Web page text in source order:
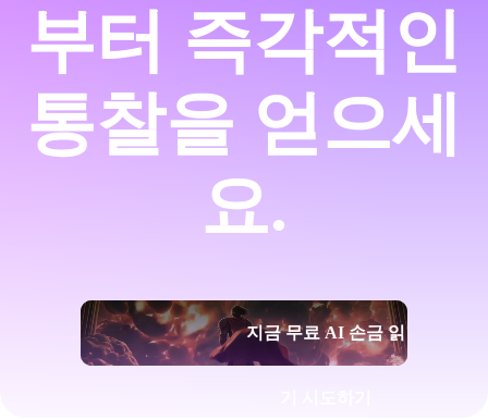
부터 즉각적인
통찰을 얻으세
요.
지금 무료 AI 손금 읽